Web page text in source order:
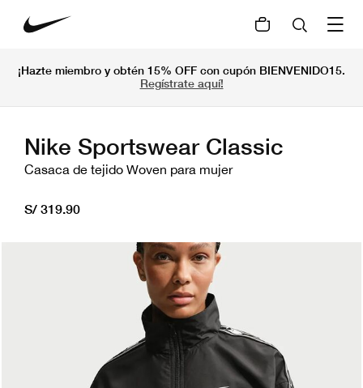
¡Hazte miembro y obtén 15% OFF con cupón BIENVENIDO15.
Regístrate aquí!
Nike Sportswear Classic
Casaca de tejido Woven para mujer
S/ 319.90